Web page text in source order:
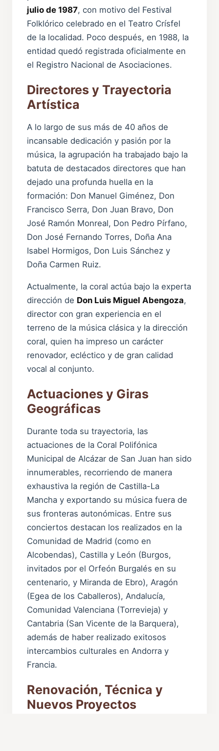
julio de 1987, con motivo del Festival
Folklórico celebrado en el Teatro Crísfel
de la localidad. Poco después, en 1988, la
entidad quedó registrada oficialmente en
el Registro Nacional de Asociaciones.
Directores y Trayectoria
Artística
A lo largo de sus más de 40 años de
incansable dedicación y pasión por la
música, la agrupación ha trabajado bajo la
batuta de destacados directores que han
dejado una profunda huella en la
formación: Don Manuel Giménez, Don
Francisco Serra, Don Juan Bravo, Don
José Ramón Monreal, Don Pedro Pírfano,
Don José Fernando Torres, Doña Ana
Isabel Hormigos, Don Luis Sánchez y
Doña Carmen Ruiz.
Actualmente, la coral actúa bajo la experta
dirección de Don Luis Miguel Abengoza,
director con gran experiencia en el
terreno de la música clásica y la dirección
coral, quien ha impreso un carácter
renovador, ecléctico y de gran calidad
vocal al conjunto.
Actuaciones y Giras
Geográficas
Durante toda su trayectoria, las
actuaciones de la Coral Polifónica
Municipal de Alcázar de San Juan han sido
innumerables, recorriendo de manera
exhaustiva la región de Castilla-La
Mancha y exportando su música fuera de
sus fronteras autonómicas. Entre sus
conciertos destacan los realizados en la
Comunidad de Madrid (como en
Alcobendas), Castilla y León (Burgos,
invitados por el Orfeón Burgalés en su
centenario, y Miranda de Ebro), Aragón
(Egea de los Caballeros), Andalucía,
Comunidad Valenciana (Torrevieja) y
Cantabria (San Vicente de la Barquera),
además de haber realizado exitosos
intercambios culturales en Andorra y
Francia.
Renovación, Técnica y
Nuevos Proyectos